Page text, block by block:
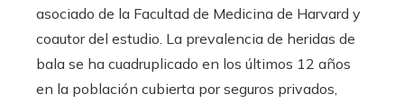
asociado de la Facultad de Medicina de Harvard y
coautor del estudio. La prevalencia de heridas de
bala se ha cuadruplicado en los últimos 12 años
en la población cubierta por seguros privados,